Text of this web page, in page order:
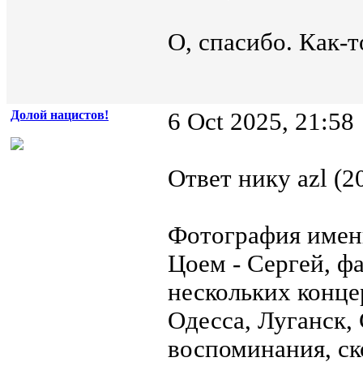
О, спасибо. Как-
Долой нацистов! 6 Oct 2025, 21:58
Ответ нику azl
Фотография
Цоем - Сергей,
нескольких
Одесса, Луганск,
воспоминания,